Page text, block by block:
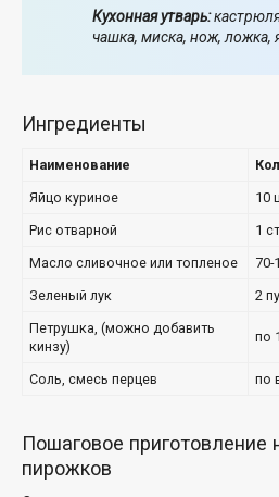
Кухонная утварь:
чашка, миска, нож, ложка,
Ингредиенты
Наименование
Яйцо куриное
10
Рис отварной
1
Масло сливочное или топленое
70-
Зеленый лук
2
Петрушка, (можно добавить
кинзу)
по
Соль, смесь перцев по
Пошаговое приготовление
пирожков